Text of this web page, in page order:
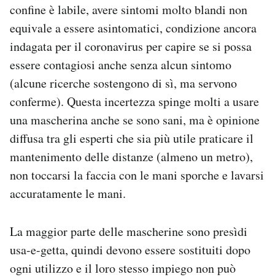
confine è labile, avere sintomi molto blandi non
equivale a essere asintomatici, condizione ancora
indagata per il coronavirus per capire se si possa
essere contagiosi anche senza alcun sintomo
(alcune ricerche sostengono di sì, ma servono
conferme). Questa incertezza spinge molti a usare
una mascherina anche se sono sani, ma è opinione
diffusa tra gli esperti che sia più utile praticare il
mantenimento delle distanze (almeno un metro),
non toccarsi la faccia con le mani sporche e lavarsi
accuratamente le mani.
La maggior parte delle mascherine sono presìdi
usa-e-getta, quindi devono essere sostituiti dopo
ogni utilizzo e il loro stesso impiego non può